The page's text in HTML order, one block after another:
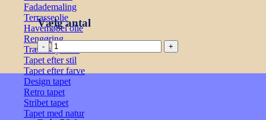
Fadademaling
Terrasseolie
Havemøbel olie
Rengøring
Træbeskyttelse
Tapet efter stil
Tapet efter farve
Design tapet
Retro tapet
Stribet tapet
Tapet med natur
Vælg antal
Kalkmaling
-
Dusty
Green
100ml
antal